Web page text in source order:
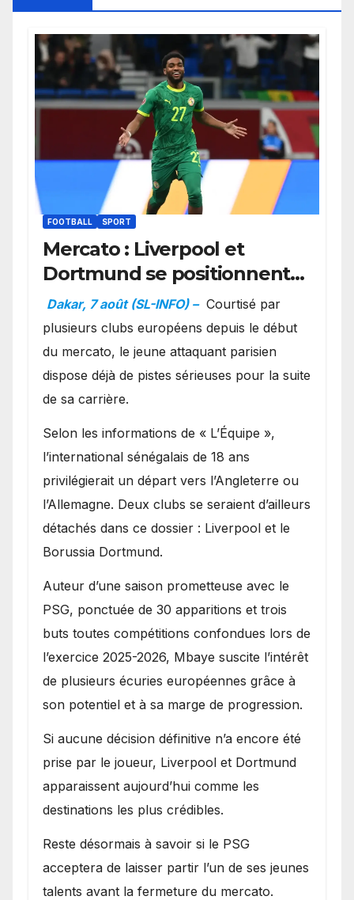
FOOTBALL SPORT
Mercato : Liverpool et
Dortmund se positionnent
en favoris pour recruter
Ibrahim Mbaye
Dakar, 7 août (SL-INFO) – Courtisé par
plusieurs clubs européens depuis le début
du mercato, le jeune attaquant parisien
dispose déjà de pistes sérieuses pour la suite
de sa carrière.
Selon les informations de « L’Équipe »,
l’international sénégalais de 18 ans
privilégierait un départ vers l’Angleterre ou
l’Allemagne. Deux clubs se seraient d’ailleurs
détachés dans ce dossier : Liverpool et le
Borussia Dortmund.
Auteur d’une saison prometteuse avec le
PSG, ponctuée de 30 apparitions et trois
buts toutes compétitions confondues lors de
l’exercice 2025-2026, Mbaye suscite l’intérêt
de plusieurs écuries européennes grâce à
son potentiel et à sa marge de progression.
Si aucune décision définitive n’a encore été
prise par le joueur, Liverpool et Dortmund
apparaissent aujourd’hui comme les
destinations les plus crédibles.
Reste désormais à savoir si le PSG
acceptera de laisser partir l’un de ses jeunes
talents avant la fermeture du mercato.